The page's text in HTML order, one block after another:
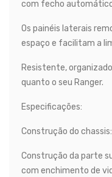
com fecho
Os painéis laterais
espaço e facilitam a
Resistente,
quanto o seu Ranger.
Especificações:
Construção do
Construção da parte
com enchimento de